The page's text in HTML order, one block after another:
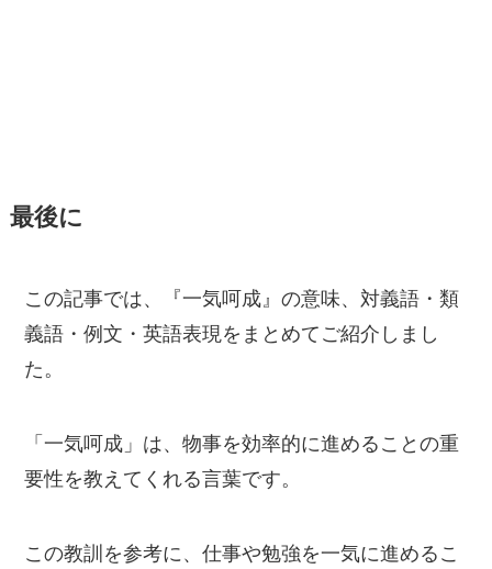
最後に
この記事では、『一気呵成』の意味、対義語・類
義語・例文・英語表現をまとめてご紹介しまし
た。
「一気呵成」は、物事を効率的に進めることの重
要性を教えてくれる言葉です。
この教訓を参考に、仕事や勉強を一気に進めるこ